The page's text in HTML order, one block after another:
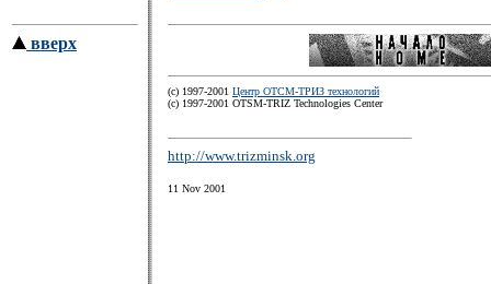
вверх
(c) 1997-2001 Центр ОТСМ-ТРИЗ технологий
(с) 1997-2001 OTSM-TRIZ Technologies Center
http://www.trizminsk.org
11 Nov 2001